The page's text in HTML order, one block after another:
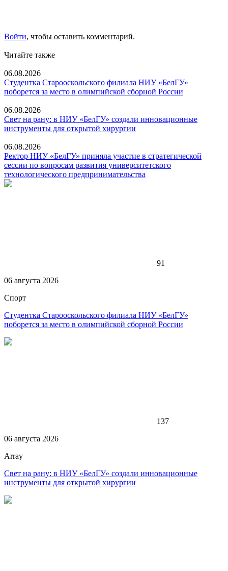
Войти, чтобы оставить комментарий.
Читайте также
06.08.2026
Студентка Старооскольского филиала НИУ «БелГУ»
поборется за место в олимпийской сборной России
06.08.2026
Свет на рану: в НИУ «БелГУ» создали инновационные
инструменты для открытой хирургии
06.08.2026
Ректор НИУ «БелГУ» приняла участие в стратегической
сессии по вопросам развития университетского
технологического предпринимательства
91
06 августа 2026
Спорт
Студентка Старооскольского филиала НИУ «БелГУ»
поборется за место в олимпийской сборной России
137
06 августа 2026
Array
Свет на рану: в НИУ «БелГУ» создали инновационные
инструменты для открытой хирургии